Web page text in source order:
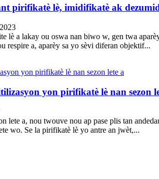
pirifikatè lè, imidifikatè ak
lè a lakay ou oswa nan biwo w, gen twa
respire a, aparèy sa yo sèvi diferan objektif...
yon pirifikatè lè nan sezon
lete a, nou twouve nou ap pase plis tan
wo. Se la pirifikatè lè yo antre an jwèt,...